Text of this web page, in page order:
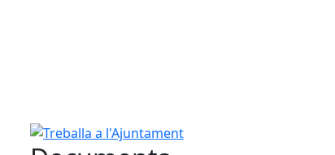
Treballa a l'Ajuntament